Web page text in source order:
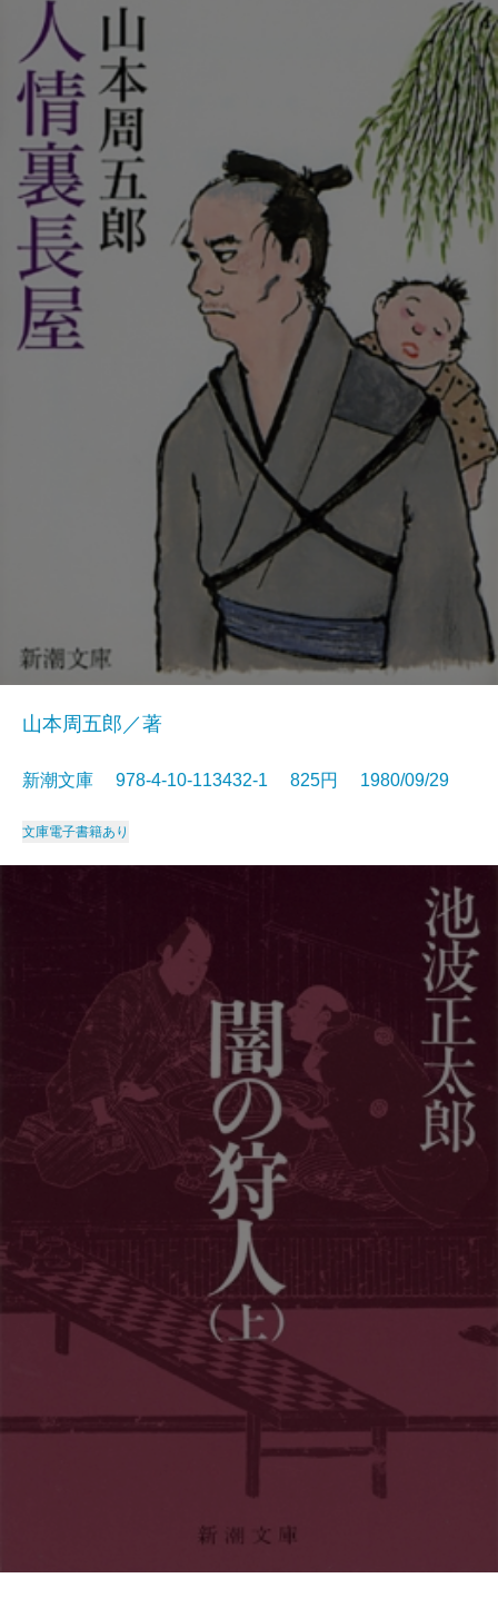
山本周五郎／著
新潮文庫 978-4-10-113432-1 825円 1980/09/29
文庫電子書籍あり